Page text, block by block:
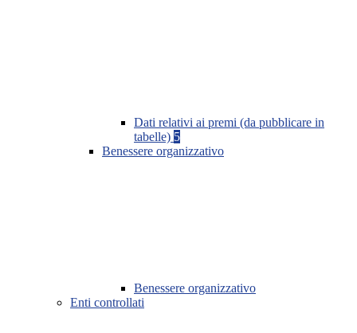
Dati relativi ai premi (da pubblicare in
tabelle) 5
Benessere organizzativo
Benessere organizzativo
Enti controllati